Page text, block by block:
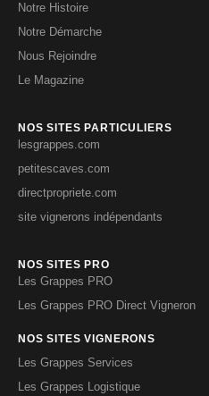
Notre Histoire
Notre Démarche
Nous Rejoindre
Le Magazine
NOS SITES PARTICULIERS
lesgrappes.com
petitescaves.com
directpropriete.com
site vignerons indépendants
NOS SITES PRO
Les Grappes PRO
Les Grappes PRO Direct Vigneron
NOS SITES VIGNERONS
Les Grappes Services
Les Grappes Logistique